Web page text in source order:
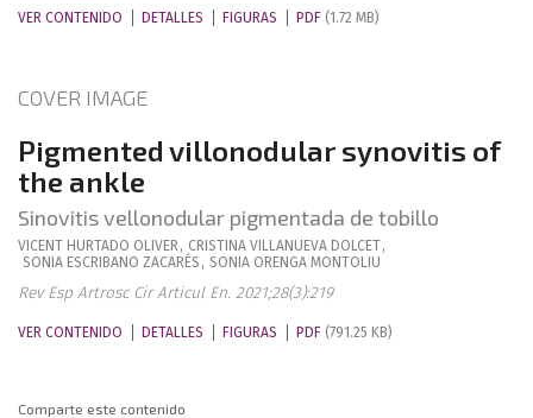
VER CONTENIDO DETALLES FIGURAS PDF (1.72 MB)
COVER IMAGE
Pigmented villonodular synovitis of
the ankle
Sinovitis vellonodular pigmentada de tobillo
VICENT HURTADO OLIVER, CRISTINA VILLANUEVA DOLCET,
SONIA ESCRIBANO ZACARÉS , SONIA ORENGA MONTOLIU
Rev Esp Artrosc Cir Articul En. 2021;28(3):219
VER CONTENIDO DETALLES FIGURAS PDF (791.25 KB)
Comparte este contenido